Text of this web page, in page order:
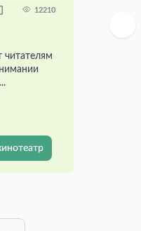
12210
читателям